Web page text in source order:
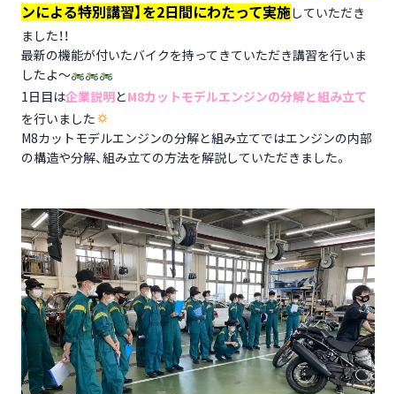
ンによる特別講習】を2日間にわたって実施していただき
ました！！
最新の機能が付いたバイクを持ってきていただき講習を行いま
したよ～
1日目は企業説明とM8カットモデルエンジンの分解と組み立て
を行いました
M8カットモデルエンジンの分解と組み立てではエンジンの内部
の構造や分解、組み立ての方法を解説していただきました。